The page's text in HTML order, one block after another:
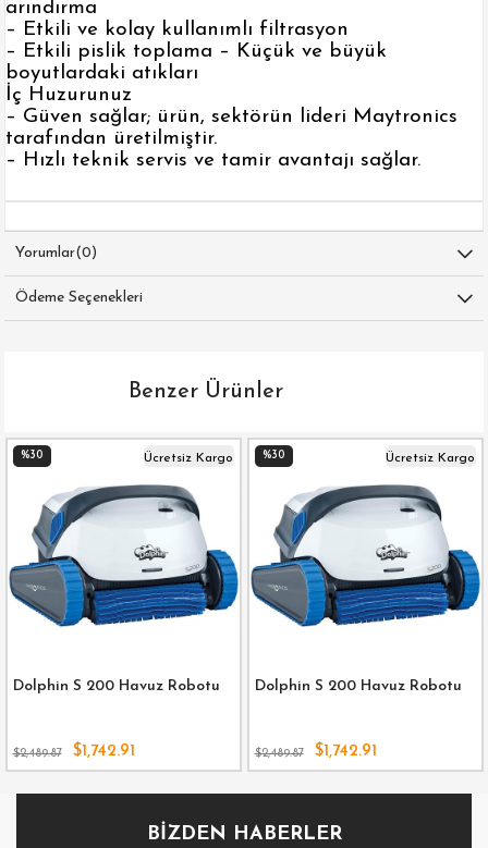
arındırma
– Etkili ve kolay kullanımlı filtrasyon
– Etkili pislik toplama – Küçük ve büyük
boyutlardaki atıkları
İç Huzurunuz
– Güven sağlar; ürün, sektörün lideri Maytronics
tarafından üretilmiştir.
– Hızlı teknik servis ve tamir avantajı sağlar.
Yorumlar(0)
Ödeme Seçenekleri
Benzer Ürünler
Dolphin S 200 Havuz Robotu
$1,742.91
$2,489.87
Ücretsiz Kargo
%30
Dolphin S 200 Havuz Robotu
$1,742.91
$2,489.87
Ücretsiz Kargo
%30
BIZDEN HABERLER